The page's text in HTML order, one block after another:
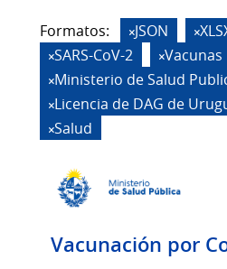
Formatos: JSON
SARS-CoV-2
Vacunas
Ministerio de Salud
Licencia de DAG de
Salud
Vacunación por